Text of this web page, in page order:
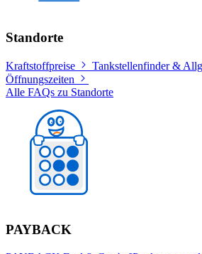
Standorte
Kraftstoffpreise
Tankstellenfinder &
Öffnungszeiten
Alle FAQs zu Standorte
PAYBACK